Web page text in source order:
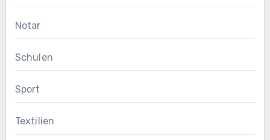
Notar
Schulen
Sport
Textilien